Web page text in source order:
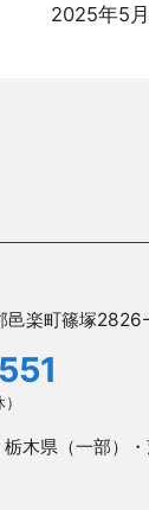
2025年5月
邑楽町篠塚
木県（一部）